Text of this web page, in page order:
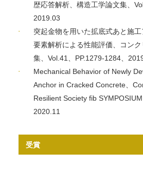
歴応答解析、構造工学論文集、
2019.03
突起金物を用いた拡底式あと施
要素解析による性能評価、コン
集、Vol.41、PP.1279-1284、
Mechanical Behavior of Newly
Anchor in Cracked Concrete、
Resilient Society fib SYMPOSIUM
2020.11
受賞